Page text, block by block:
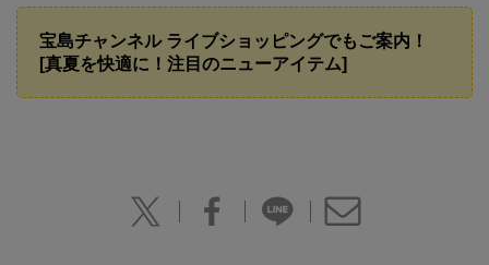
宝島チャンネル ライブショッピングでもご案内！
[真夏を快適に！注目のニューアイテム]